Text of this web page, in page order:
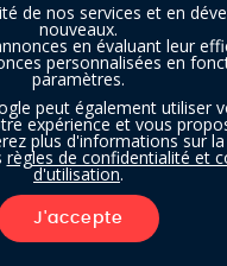
FILTRES
Nicolas - À 3,8 km
de nos services et en
nouveaux.
en évaluant leur
personnalisées en
paramètres.
peut également utiliser
expérience et vous
plus d'informations sur
règles de confidentialité et
d'utilisation.
J'accepte